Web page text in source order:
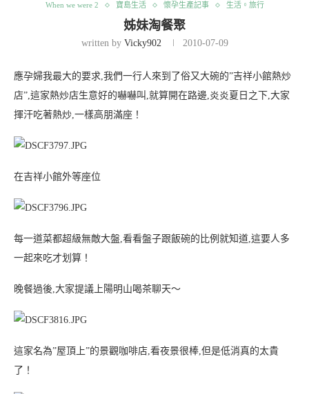
When we were 2 寶島生活 懷孕生產記事 生活。旅行
姊妹淘餐聚
written by Vicky902 2010-07-09
應孕婦我最大的要求,我們一行人來到了俗又大碗的”吉祥小館熱炒
店”,這家熱炒店生意好的嚇嚇叫,就算開在路邊,炎炎夏日之下,大家
揮汗吃著熱炒,一樣高朋滿座！
在吉祥小館外等座位
每一道菜都超級無敵大盤,看看盤子跟飯碗的比例就知道,這要人多
一起來吃才划算！
晚餐過後,大家提議上陽明山喝茶聊天～
這家名為”屋頂上”的景觀咖啡店,看夜景很棒,但是低消真的太貴
了！